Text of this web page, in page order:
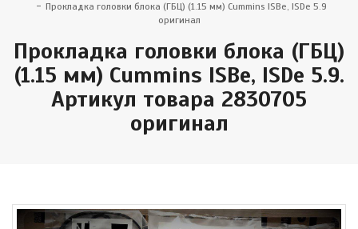
Прокладка головки блока (ГБЦ) (1.15 мм) Cummins ISBe, ISDe 5.9
оригинал
Прокладка головки блока (ГБЦ)
(1.15 мм) Cummins ISBe, ISDe 5.9.
Артикул товара 2830705
оригинал